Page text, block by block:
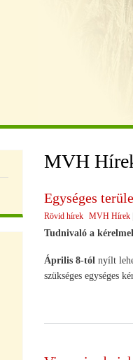
MVH
Egységes
Rövid hírek MVH Hírek
Tudnivaló a
Április 8-tól nyílt
szükséges egységes